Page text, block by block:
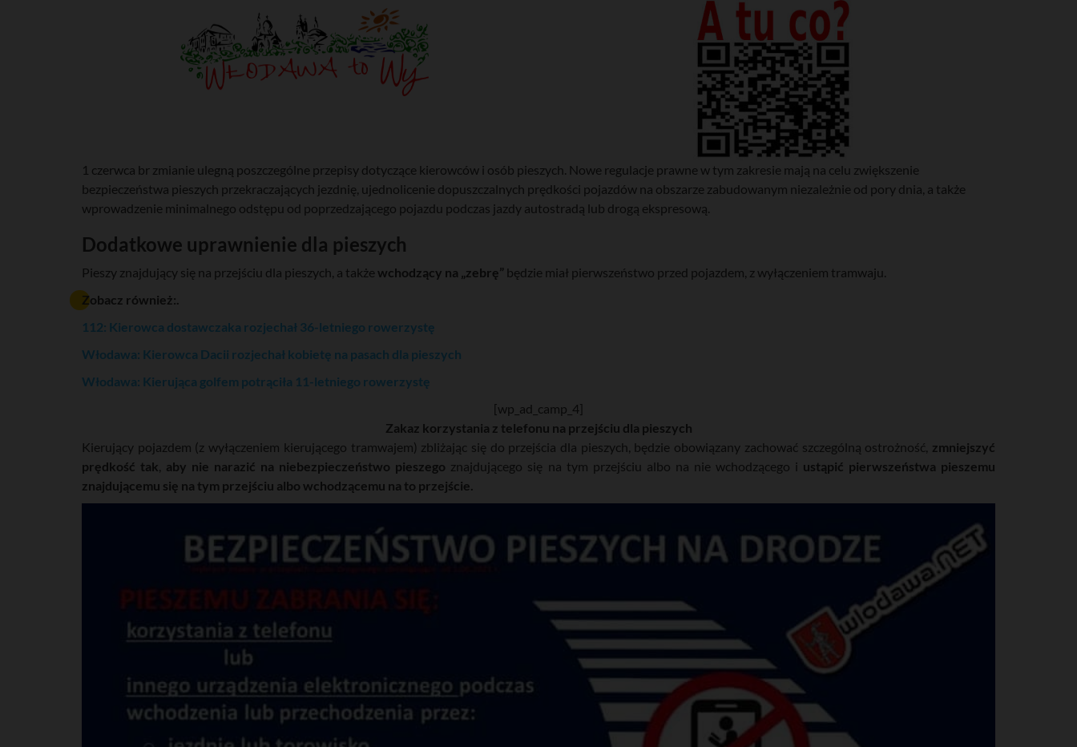
1 czerwca br zmianie ulegną poszczególne przepisy dotyczące kierowców i osób pieszych. Nowe regulacje prawne w tym zakresie mają na celu zwiększenie
bezpieczeństwa pieszych przekraczających jezdnię, ujednolicenie dopuszczalnych prędkości pojazdów na obszarze zabudowanym niezależnie od pory dnia, a także
wprowadzenie minimalnego odstępu od poprzedzającego pojazdu podczas jazdy autostradą lub drogą ekspresową.
Dodatkowe uprawnienie dla pieszych
Pieszy znajdujący się na przejściu dla pieszych, a także wchodzący na „zebrę” będzie miał pierwszeństwo przed pojazdem, z wyłączeniem tramwaju.
Zobacz również:.
112: Kierowca dostawczaka rozjechał 36-letniego rowerzystę
Włodawa: Kierowca Dacii rozjechał kobietę na pasach dla pieszych
Włodawa: Kierująca golfem potrąciła 11-letniego rowerzystę
[wp_ad_camp_4]
Zakaz korzystania z telefonu na przejściu dla pieszych
Kierujący pojazdem (z wyłączeniem kierującego tramwajem) zbliżając się do przejścia dla pieszych, będzie obowiązany zachować szczególną ostrożność, zmniejszyć
prędkość tak aby nie narazić na niebezpieczeństwo pieszego znajdującego się na tym przejściu albo na nie wchodzącego i ustąpić pierwszeństwa pieszemu
znajdującemu się na tym przejściu albo wchodzącemu na to przejście.